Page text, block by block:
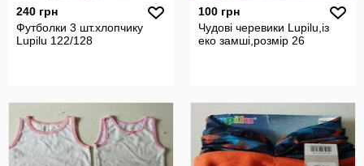
240 грн
Футболки 3 шт.хлопчику
Lupilu 122/128
100 грн
Чудові черевики Lupilu,із
еко замші,розмір 26